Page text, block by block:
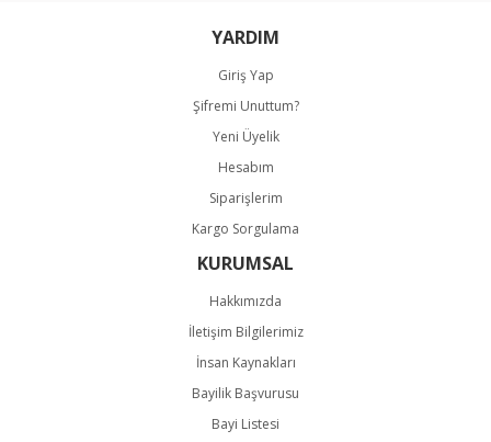
Gönder
YARDIM
Giriş Yap
Şifremi Unuttum?
Yeni Üyelik
Hesabım
Siparişlerim
Kargo Sorgulama
KURUMSAL
Hakkımızda
İletişim Bilgilerimiz
İnsan Kaynakları
Bayilik Başvurusu
Bayi Listesi